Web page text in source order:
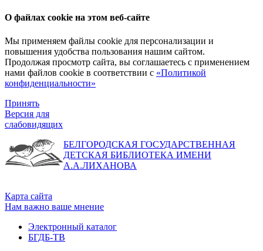
О файлах cookie на этом веб-сайте
Мы применяем файлы cookie для персонализации и
повышения удобства пользования нашим сайтом.
Продолжая просмотр сайта, вы соглашаетесь с применением
нами файлов cookie в соответствии с «Политикой
конфиденциальности»
Принять
Версия для
слабовидящих
БЕЛГОРОДСКАЯ ГОСУДАРСТВЕННАЯ
ДЕТСКАЯ БИБЛИОТЕКА ИМЕНИ
А.А.ЛИХАНОВА
Карта сайта
Нам важно ваше мнение
Электронный каталог
БГДБ-ТВ